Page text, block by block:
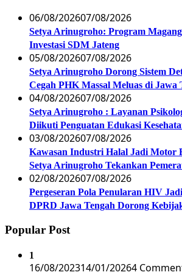
06/08/202607/08/2026
Setya Arinugroho: Program
Investasi SDM Jateng
05/08/202607/08/2026
Setya Arinugroho Dorong Sistem
Cegah PHK Massal Meluas di Jawa
04/08/202607/08/2026
Setya Arinugroho : Layanan
Diikuti Penguatan Edukasi
03/08/202607/08/2026
Kawasan Industri Halal Jadi Motor
Setya Arinugroho Tekankan
02/08/202607/08/2026
Pergeseran Pola Penularan HIV
DPRD Jawa Tengah Dorong
Popular Post
1
16/08/202314/01/20264